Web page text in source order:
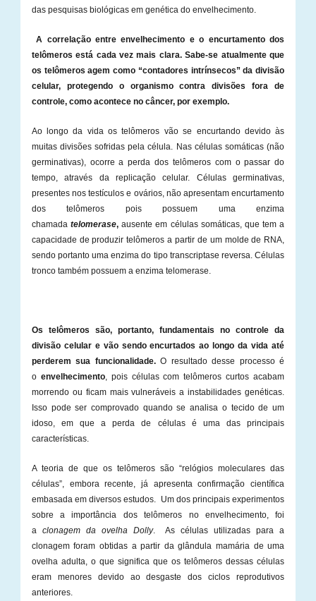
das pesquisas biológicas em genética do envelhecimento.
A correlação entre envelhecimento e o encurtamento dos
telômeros está cada vez mais clara. Sabe-se atualmente que
os telômeros agem como “contadores intrínsecos” da divisão
celular, protegendo o organismo contra divisões fora de
controle, como acontece no câncer, por exemplo.
Ao longo da vida os telômeros vão se encurtando devido às
muitas divisões sofridas pela célula. Nas células somáticas (não
germinativas), ocorre a perda dos telômeros com o passar do
tempo, através da replicação celular. Células germinativas,
presentes nos testículos e ovários, não apresentam encurtamento
dos telômeros pois possuem uma enzima
chamada telomerase,ausente em células somáticas, que tem a
capacidade de produzir telômeros a partir de um molde de RNA,
sendo portanto uma enzima do tipo transcriptase reversa. Células
tronco também possuem a enzima telomerase.
Os telômeros são, portanto, fundamentais no controle da
divisão celular e vão sendo encurtados ao longo da vida até
perderem sua funcionalidade.O resultado desse processo é
oenvelhecimento, pois células com telômeros curtos acabam
morrendo ou ficam mais vulneráveis a instabilidades genéticas.
Isso pode ser comprovado quando se analisa o tecido de um
idoso, em que a perda de células é uma das principais
características.
A teoria de que os telômeros são “relógios moleculares das
células”, embora recente, já apresenta confirmação científica
embasada em diversos estudos. Um dos principais experimentos
sobre a importância dos telômeros no envelhecimento, foi
a clonagem da ovelha Dolly. As células utilizadas para a
clonagem foram obtidas a partir da glândula mamária de uma
ovelha adulta, o que significa que os telômeros dessas células
eram menores devido ao desgaste dos ciclos reprodutivos
anteriores.